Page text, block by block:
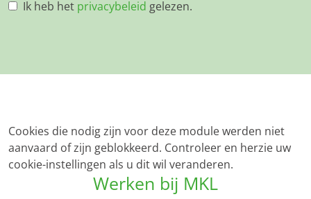
Ik heb het privacybeleid gelezen.
Cookies die nodig zijn voor deze module werden niet
aanvaard of zijn geblokkeerd. Controleer en herzie uw
cookie-instellingen als u dit wil veranderen.
Werken bij MKL